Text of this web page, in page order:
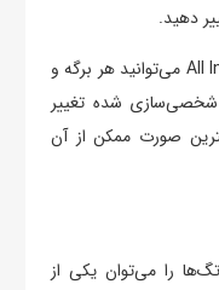
دهید.
شما با بکارگیری افزونه All In One Seo Pack می‌توانید هر برگه و
شخصی‌سازی شده تغییر
صورت ممکن از آن
را می‌توان یکی از